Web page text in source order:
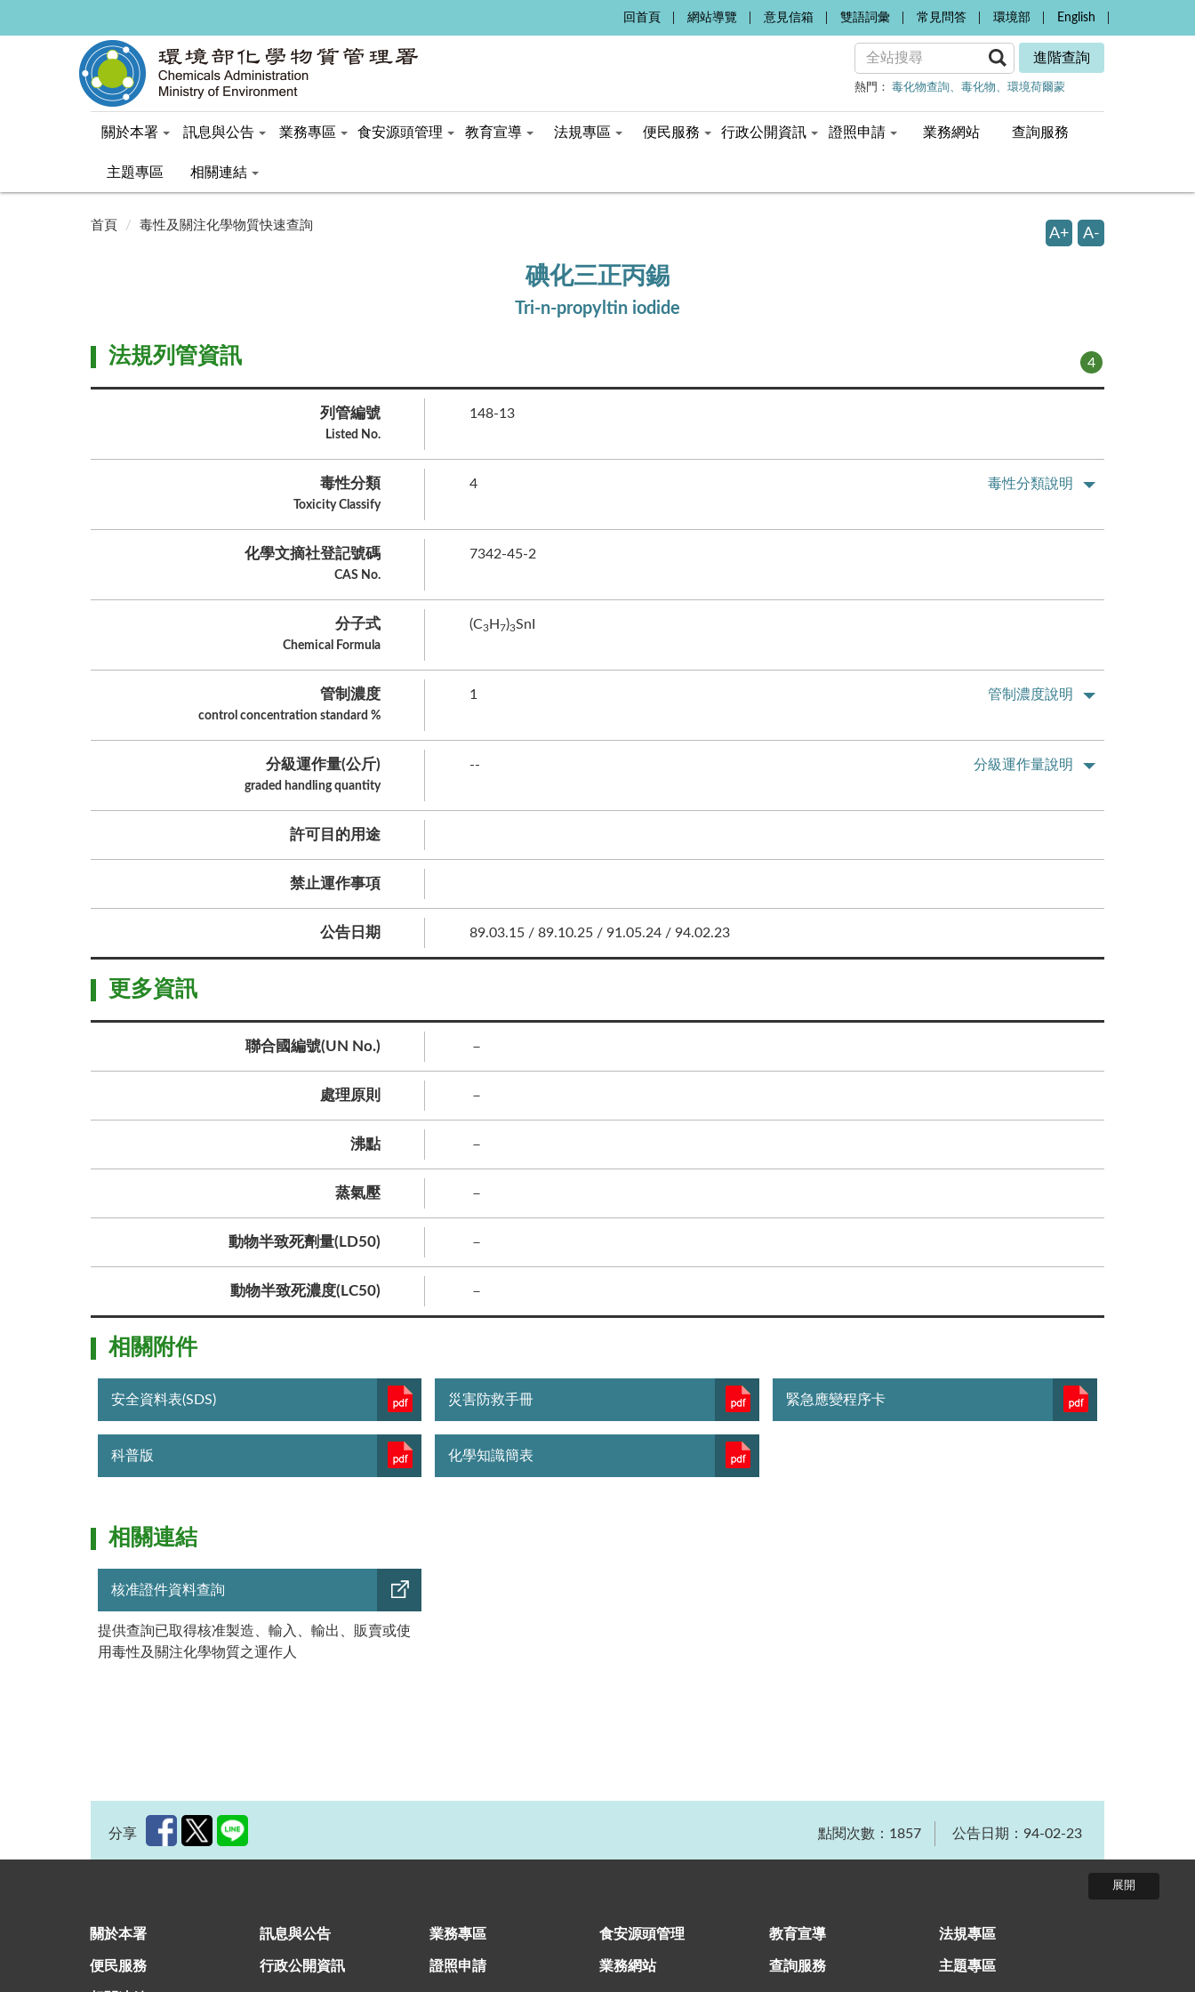
回首頁 網站導覽 意見信箱 雙語詞彙 常見問答 環境部 English
進階查詢
熱門： 毒化物查詢 毒化物 環境荷爾蒙
關於本署 訊息與公告 業務專區 食安源頭管理 教育宣導 法規專區 便民服務 行政公開資訊 證照申請 業務網站 查詢服務
主題專區 相關連結
首頁 毒性及關注化學物質快速查詢
A+ A-
碘化三正丙錫
Tri-n-propyltin iodide
4
法規列管資訊
列管編號
Listed No.
148-13
毒性分類
Toxicity Classify
4 毒性分類說明
化學文摘社登記號碼
CAS No.
7342-45-2
分子式
Chemical Formula
(C3 H7)3SnI
管制濃度
control concentration standard %
1 管制濃度說明
分級運作量(公斤)
graded handling quantity
-- 分級運作量說明
許可目的用途
禁止運作事項
公告日期 89.03.15 / 89.10.25 / 91.05.24 / 94.02.23
更多資訊
聯合國編號(UN No.) －
處理原則 －
沸點 －
蒸氣壓 －
動物半致死劑量(LD50) －
動物半致死濃度(LC50) －
相關附件
安全資料表(SDS) 災害防救手冊 緊急應變程序卡
科普版 化學知識簡表
相關連結
核准證件資料查詢
提供查詢已取得核准製造、輸入、輸出、販賣或使
用毒性及關注化學物質之運作人
分享 點閱次數：1857 公告日期：94-02-23
關於本署 訊息與公告 業務專區 食安源頭管理 教育宣導 法規專區
便民服務 行政公開資訊 證照申請 業務網站 查詢服務 主題專區